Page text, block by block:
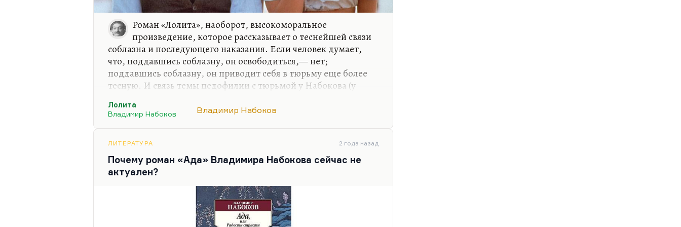
Роман «Лолита», наоборот, высокоморальное
произведение, которое рассказывает о теснейшей связи
соблазна и последующего наказания. Если человек думает,
что, поддавшись соблазну, он освободиться,— нет;
поддавшись соблазну, он приводит себя в тюрьму еще более
тесную. И связь темы педофилии с тюрьмой у Набокова (у
прослеживается. Это начинается еще с Цинцинната, которого
Эммочка заводит еще глубже в кабинет начальника тюрьмы, а
том, что «первый трепет намерения», фантазия о сюжете
«Лолиты» пробежала по его хребту, когда он увидел первую
фотографию (это, конечно, вымышленная…
Лолита
Владимир Набоков
Владимир Набоков
ЛИТЕРАТУРА 2 года назад
Почему роман «Ада» Владимира Набокова сейчас не
актуален?